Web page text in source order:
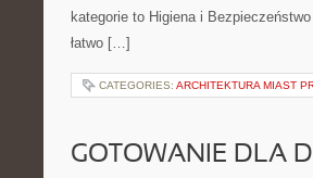
kategorie to Higiena i
łatwo […]
CATEGORIES: ARCHITEKTURA MIAST
GOTOWANIE DLA